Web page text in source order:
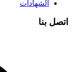
الشهادات
اتصل بنا